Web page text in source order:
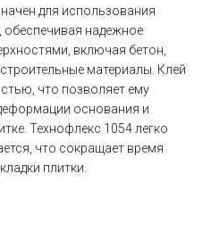
для использования
надежное
включая бетон,
материалы. Клей
что позволяет ему
основания и
Технофлекс 1054 легко
что сокращает время
плитки.